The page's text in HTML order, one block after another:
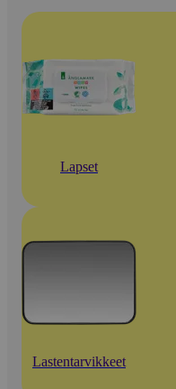
Lapset
Lastentarvikkeet